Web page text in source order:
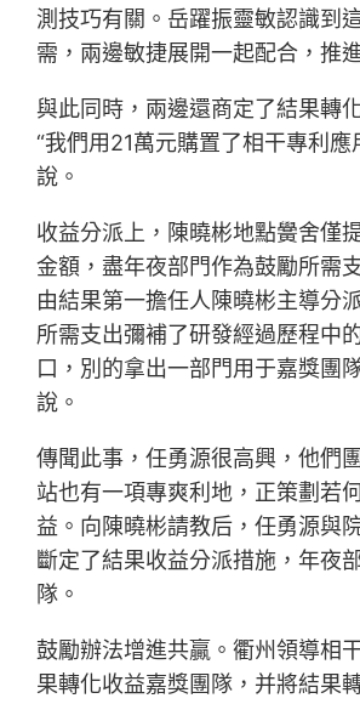
測技巧有關。岳躍振靈敏認識到
需，兩邊敏捷展開一起配合，推
與此同時，兩邊還商定了結果轉
“我們用21萬元購置了相干專利應
說。
收益分派上，陳曉彬地點黌舍僅
金額，盡年夜部門作為鼓勵所需
由結果第一擔任人陳曉彬主導分
所需支出彌補了研發經過歷程中
口，別的拿出一部門用于嘉獎團
說。
傳聞此事，任勇源很高興，他們
站也有一項專爽利地，正策劃若
益。向陳曉彬請教后，任勇源與
斷定了結果收益分派措施，年夜
隊。
鼓勵辦法增進共贏。衢州領導相
果轉化收益嘉獎團隊，并將結果